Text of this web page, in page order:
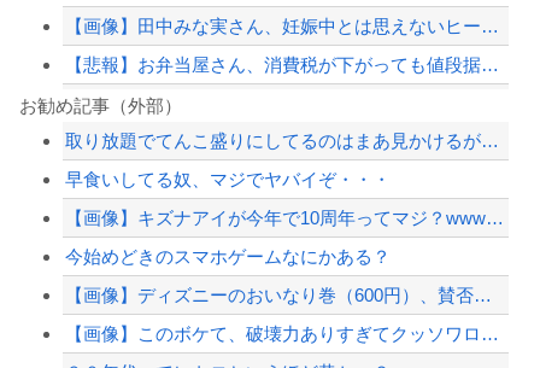
【画像】田中みな実さん、妊娠中とは思えないヒール姿で登場してしまう
【悲報】お弁当屋さん、消費税が下がっても値段据え置き
首都圏マンション平均価格1.2億円+住宅ローン金利3%で利息だけで月30万円←こ...
【悲報】嫁に15年間嘘つかれてて心が壊れてるから相手してくれ
【緊急速報】NYで警官が黒人男性の首を絞め、暴動第二波不可避へ
お勧め記事（外部）
取り放題でてんこ盛りにしてるのはまあ見かけるが持ち帰りはなしでしょう、、、
早食いしてる奴、マジでヤバイぞ・・・
【画像】キズナアイが今年で10周年ってマジ？wwwwwwwwwwwwwwwww
今始めどきのスマホゲームなにかある？
【画像】ディズニーのおいなり巻（600円）、賛否両論ｗｗｗｗｗｗｗｗｗ
【画像】このボケて、破壊力ありすぎてクッソワロタｗｗｗｗｗｗｗｗｗ